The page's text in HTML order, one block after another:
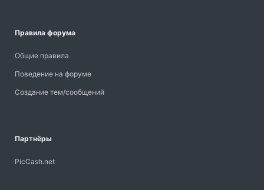
Правила форума
Общие правила
Поведение на форуме
Создание тем/сообщений
Партнёры
PicCash.net